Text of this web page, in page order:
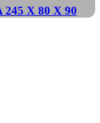
X 80 X 90